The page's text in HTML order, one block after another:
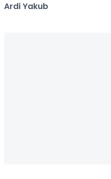
Ardi Yakub